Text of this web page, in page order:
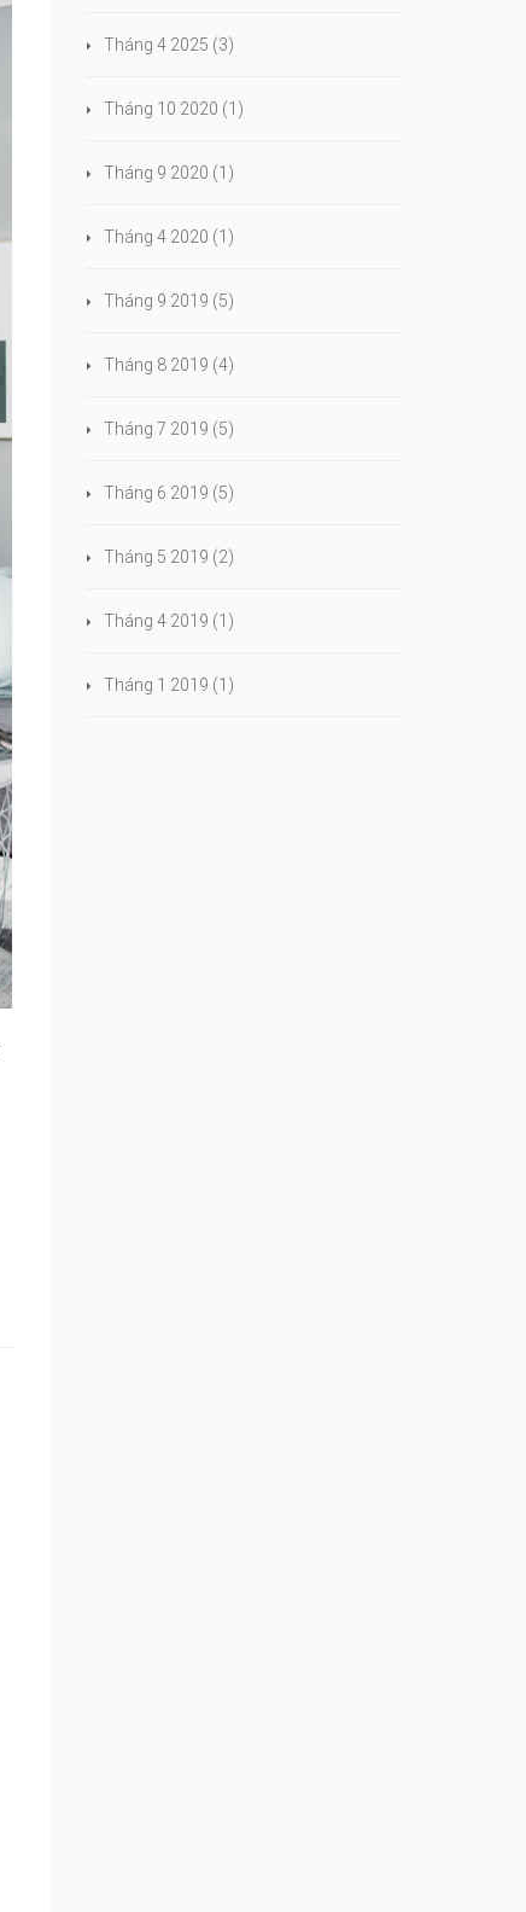
Tháng 4 2025 (3)
Tháng 10 2020 (1)
Tháng 9 2020 (1)
Tháng 4 2020 (1)
Tháng 9 2019 (5)
Tháng 8 2019 (4)
Tháng 7 2019 (5)
Tháng 6 2019 (5)
Tháng 5 2019 (2)
Tháng 4 2019 (1)
Tháng 1 2019 (1)